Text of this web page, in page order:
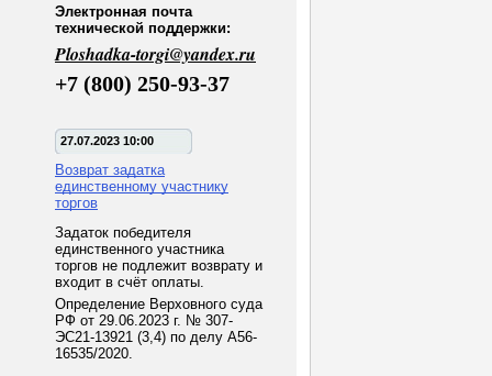
Электронная почта
технической поддержки:
Ploshadka-torgi@yandex.ru
+7 (800) 250-93-37
27.07.2023 10:00
Возврат задатка
единственному участнику
торгов
Задаток победителя
единственного участника
торгов не подлежит возврату и
входит в счёт оплаты.
Определение Верховного суда
РФ от 29.06.2023 г. № 307-
ЭС21-13921 (3,4) по делу А56-
16535/2020.